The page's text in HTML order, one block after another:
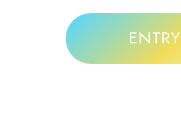
ENTRY